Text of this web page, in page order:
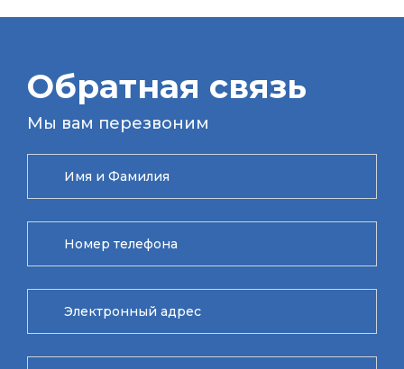
Обратная связь
Мы вам перезвоним